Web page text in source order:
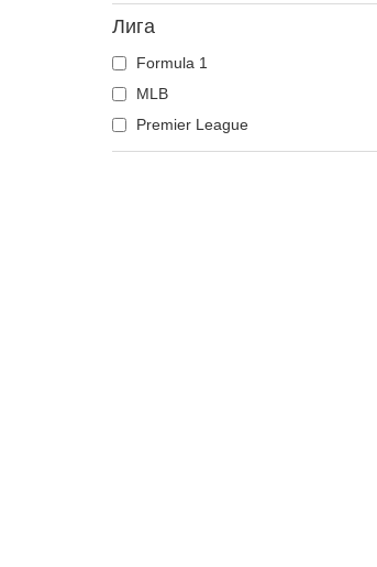
Лига
Formula 1
MLB
Premier League